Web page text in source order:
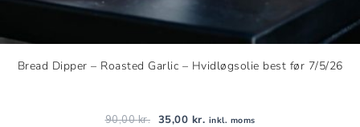
Bread Dipper – Roasted Garlic – Hvidløgsolie best før 7/5/26
90,00kr. 35,00 kr. inkl. moms